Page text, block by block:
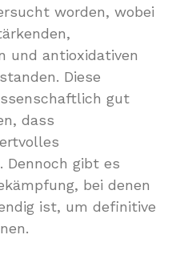
worden, wobei
und antioxidativen
Diese
gut
dass
gibt es
bei denen
ist, um definitive